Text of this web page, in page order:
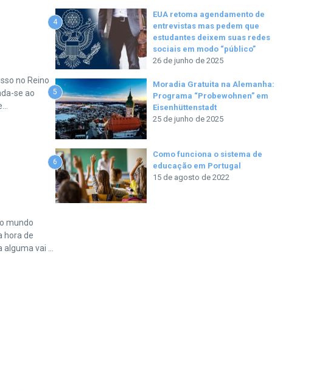
no Reino
se ao
mundo
hora de
vai ...
4
EUA retoma agendamento de
entrevistas mas pedem que
estudantes deixem suas redes
sociais em modo “público”
26 de junho de 2025
5
Moradia Gratuita na Alemanha:
Programa “Probewohnen” em
Eisenhüttenstadt
25 de junho de 2025
6
Como funciona o sistema de
educação em Portugal
15 de agosto de 2022